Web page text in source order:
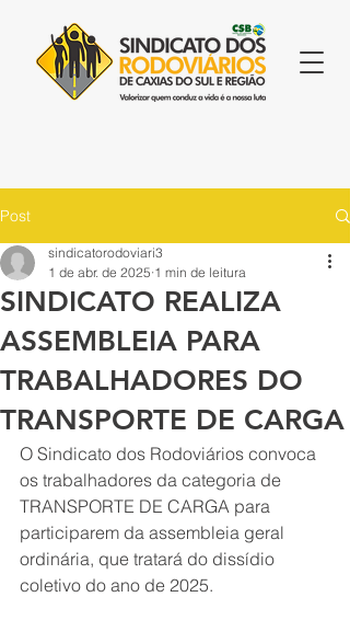
Post
SINDICATO REALIZA
ASSEMBLEIA PARA
TRABALHADORES DO
TRANSPORTE DE CARGA
sindicatorodoviari3
1 de abr. de 2025 1 min de leitura
O Sindicato dos Rodoviários convoca
os trabalhadores da categoria de
TRANSPORTE DE CARGA para
participarem da assembleia geral
ordinária, que tratará do dissídio
coletivo do ano de 2025.